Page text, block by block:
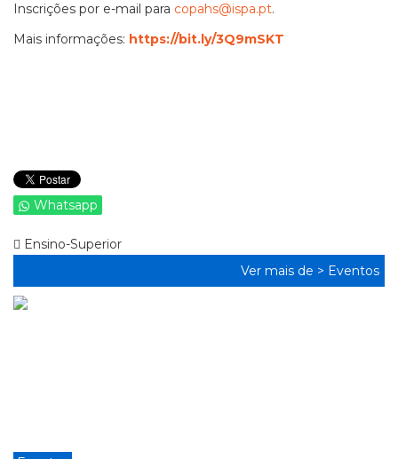
Inscrições por e-mail para copahs@ispa.pt.
Mais informações: https://bit.ly/3Q9mSKT
Whatsapp
Ensino-Superior
Ver mais de > Eventos